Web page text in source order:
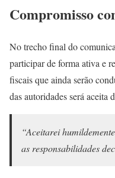
Compromisso
No trecho final do
participar de forma ativa e
fiscais que ainda serão
das autoridades será aceita
“Aceitarei
as responsabilidades